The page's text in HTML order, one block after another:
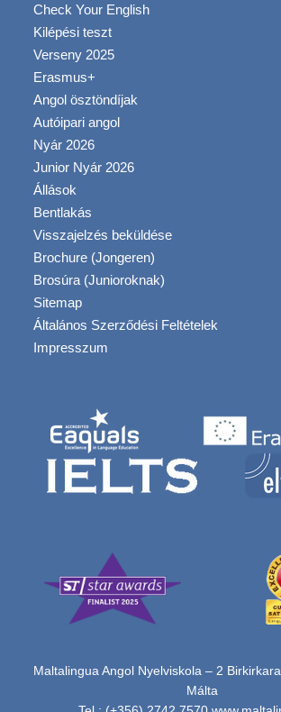
Check Your English
Kilépési teszt
Verseny 2025
Erasmus+
Angol ösztöndíjak
Autóipari angol
Nyár 2026
Junior Nyár 2026
Állások
Bentlakás
Visszajelzés beküldése
Brochure (Jongeren)
Brosúra (Junioroknak)
Sitemap
Általános Szerződési Feltételek
Impresszum
Maltalingua Angol Nyelviskola – 2
Málta